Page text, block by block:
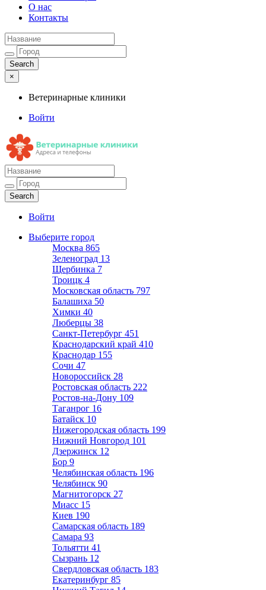
О нас
Контакты
×
Ветеринарные клиники
Войти
Ветеринарные клиники
Адреса и телефоны
Войти
Выберите город
Москва 865
Зеленоград 13
Щербинка 7
Троицк 4
Московская область 797
Балашиха 50
Химки 40
Люберцы 38
Санкт-Петербург 451
Краснодарский край 410
Краснодар 155
Сочи 47
Новороссийск 28
Ростовская область 222
Ростов-на-Дону 109
Таганрог 16
Батайск 10
Нижегородская область 199
Нижний Новгород 101
Дзержинск 12
Бор 9
Челябинская область 196
Челябинск 90
Магнитогорск 27
Миасс 15
Киев 190
Самарская область 189
Самара 93
Тольятти 41
Сызрань 12
Свердловская область 183
Екатеринбург 85